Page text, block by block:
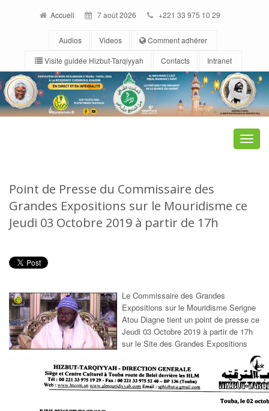
Accueil 7 août 2026 +221 33 975 10 29
Audios Videos
Comment adhérer
Visite guidée Hizbut-Tarqiyyah
Contacts Intranet
Toggle
Point de Presse du Commissaire des
Grandes Expositions sur le Mouridisme ce
Jeudi 03 Octobre 2019 à partir de 17h
Le Commissaire des Grandes
Expositions sur le Mouridisme Serigne
Atou Diagne tient un point de presse ce
Jeudi 03 Octobre 2019 à partir de 17h
sur le Site des Grandes Expositions